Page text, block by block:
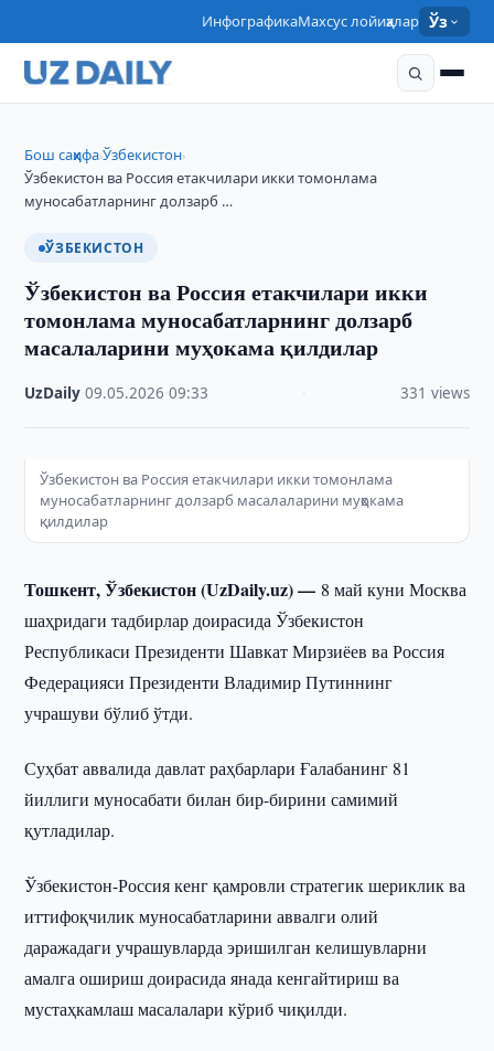
ИнфографикаМахсус лойиҳалар Ўз
Бош саҳифа›Ўзбекистон›
Ўзбекистон ва Россия етакчилари икки томонлама
муносабатларнинг долзарб …
ЎЗБЕКИСТОН
Ўзбекистон ва Россия етакчилари икки
томонлама муносабатларнинг долзарб
масалаларини муҳокама қилдилар
UzDaily ·09.05.2026 ·09:33 331 views
Ўзбекистон ва Россия етакчилари икки томонлама
муносабатларнинг долзарб масалаларини муҳокама
қилдилар
Тошкент, Ўзбекистон (UzDaily.uz) — 8 май куни Москва
шаҳридаги тадбирлар доирасида Ўзбекистон
Республикаси Президенти Шавкат Мирзиёев ва Россия
Федерацияси Президенти Владимир Путиннинг
учрашуви бўлиб ўтди.
Суҳбат аввалида давлат раҳбарлари Ғалабанинг 81
йиллиги муносабати билан бир-бирини самимий
қутладилар.
Ўзбекистон-Россия кенг қамровли стратегик шериклик ва
иттифоқчилик муносабатларини аввалги олий
даражадаги учрашувларда эришилган келишувларни
амалга ошириш доирасида янада кенгайтириш ва
мустаҳкамлаш масалалари кўриб чиқилди.